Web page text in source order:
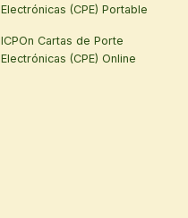
Electrónicas (CPE) Portable
ICPOn Cartas de Porte
Electrónicas (CPE) Online